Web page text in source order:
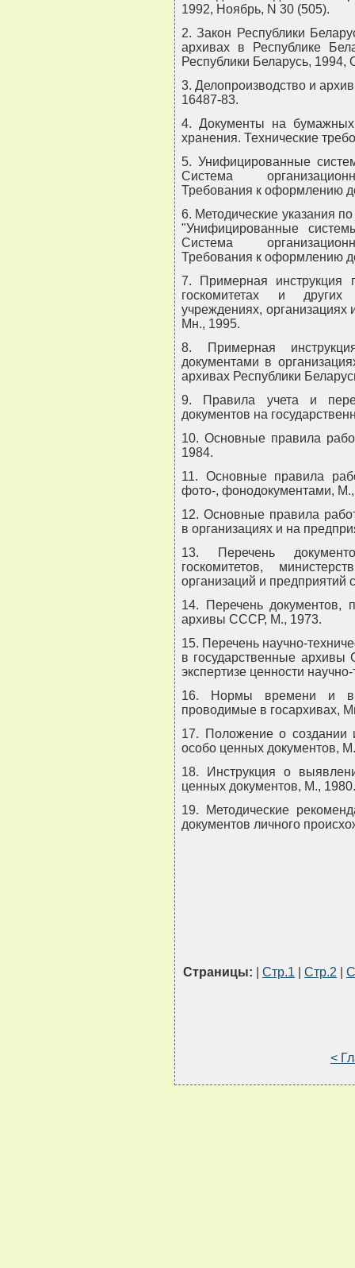
1992, Ноябрь, N 30 (505).
2. Закон Республики
архивах в Республике
Республики Беларусь, 1994,
3. Делопроизводство и
16487-83.
4. Документы на бумажных
хранения. Технические
5. Унифицированные
Система
Требования к оформлению
6. Методические указания
"Унифицированные
Система
Требования к оформлению
7. Примерная инструкция
госкомитетах и других
учреждениях, организациях
Мн., 1995.
8. Примерная
документами в
архивах Республики
9. Правила учета и
документов на
10. Основные правила
1984.
11. Основные правила
фото-, фонодокументами,
12. Основные правила
в организациях и на
13. Перечень
госкомитетов,
организаций и предприятий
14. Перечень документов,
архивы СССР, М., 1973.
15. Перечень научно-
в государственные
экспертизе ценности
16. Нормы времени и
проводимые в госархивах,
17. Положение о создании
особо ценных документов,
18. Инструкция о
ценных документов, М., 1980.
19. Методические
документов личного
Страницы: Стр.1 Стр.2
<